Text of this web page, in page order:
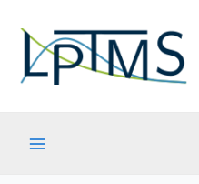
contenu